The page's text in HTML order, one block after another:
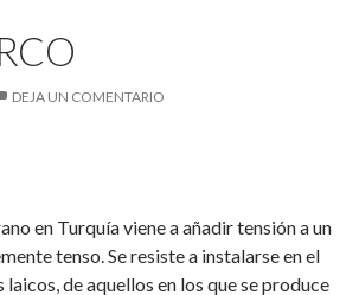
DEJA UN COMENTARIO
en Turquía viene a añadir tensión a un
tenso. Se resiste a instalarse en el
de aquellos en los que se produce